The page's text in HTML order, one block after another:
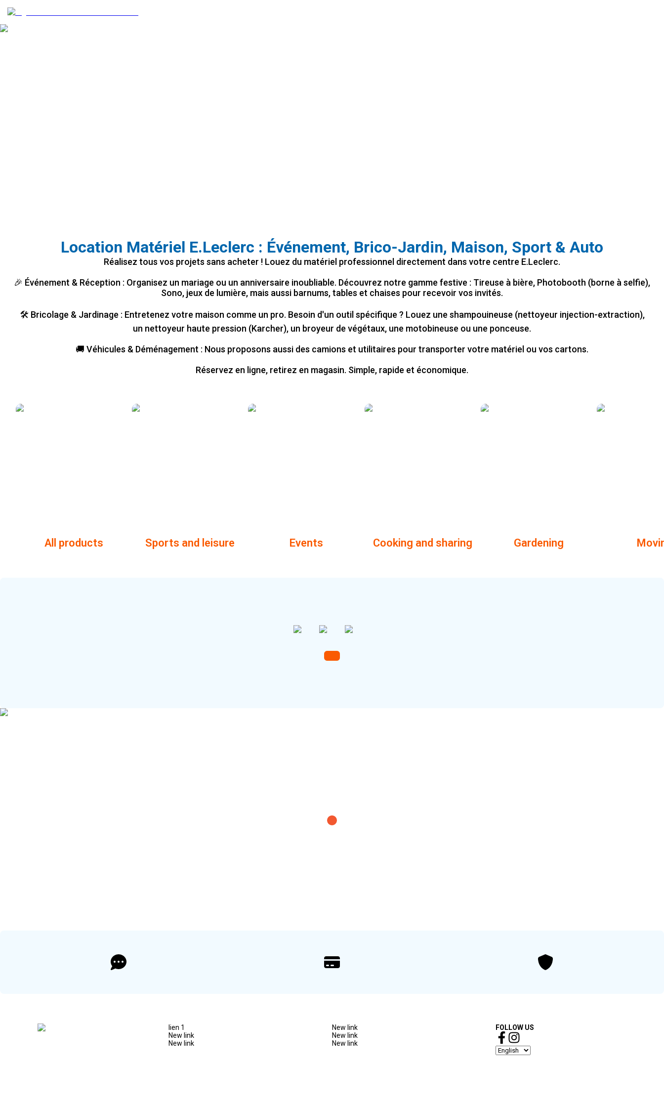
Location Matériel E.Leclerc : Événement, Brico-Jardin, Maison, Sport & Auto
Réalisez tous vos projets sans acheter ! Louez du matériel professionnel directement dans votre centre E.Leclerc.
🎉 Événement & Réception : Organisez un mariage ou un anniversaire inoubliable. Découvrez notre gamme festive : Tireuse à bière, Photobooth (borne à selfie),
Sono, jeux de lumière, mais aussi barnums, tables et chaises pour recevoir vos invités.
🛠️ Bricolage & Jardinage : Entretenez votre maison comme un pro. Besoin d'un outil spécifique ? Louez une shampouineuse (nettoyeur injection-extraction),
un nettoyeur haute pression (Karcher), un broyeur de végétaux, une motobineuse ou une ponceuse.
🚚 Véhicules & Déménagement : Nous proposons aussi des camions et utilitaires pour transporter votre matériel ou vos cartons.
Réservez en ligne, retirez en magasin. Simple, rapide et économique.
All products Sports and leisure Events Cooking and sharing Gardening
lien 1
New link
New link
New link
New link
New link
FOLLOW US